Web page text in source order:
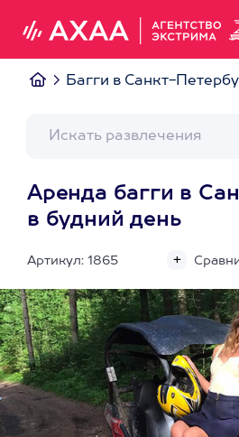
Багги в Санкт-
Аренда багги в
в будний день
Артикул: 1865